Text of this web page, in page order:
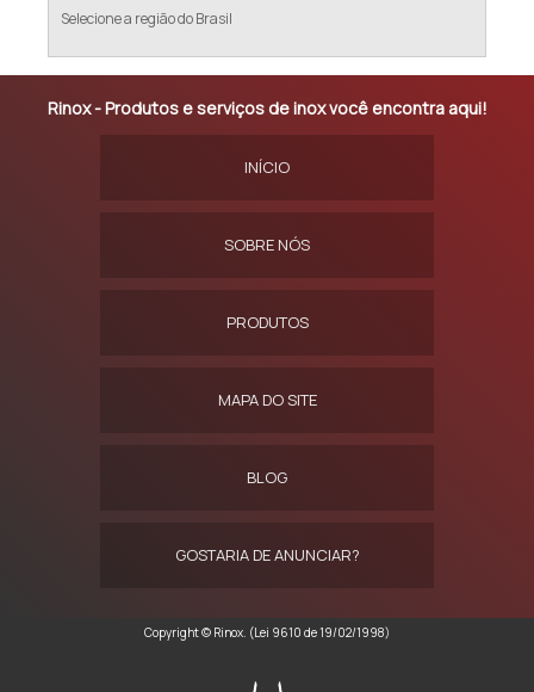
Selecione a região do Brasil
Rinox - Produtos e serviços de inox você encontra aqui!
INÍCIO
SOBRE NÓS
PRODUTOS
MAPA DO SITE
BLOG
GOSTARIA DE ANUNCIAR?
Copyright © Rinox. (Lei 9610 de 19/02/1998)